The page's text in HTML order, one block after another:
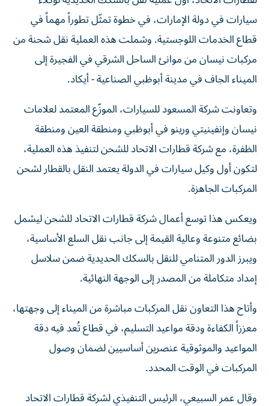
سيارات في دولة الإمارات، في خطوة تمثّل تطوراً مهماً في
قطاع الخدمات اللوجستية. وشملت هذه العملية نقل شحنة من
مركبات نيسان من موانئ الساحل الشرقي في الفجيرة إلى
الميناء الجاف في مدينة أبوظبي الصناعية - أيكاد.
وتعاونت شركة المسعود للسيارات، الموزّع المعتمد لعلامات
نيسان وإنفينيتي ورينو في أبوظبي ومنطقة العين ومنطقة
الظفرة، مع شركة قطارات الاتحاد للشحن لتنفيذ هذه العملية،
لتكون أول وكيل سيارات في الدولة يعتمد النقل بالقطار لشحن
المركبات الجاهزة.
ويعكس هذا توسع أعمال شركة قطارات الاتحاد للشحن ليشمل
بضائع متنوعة وعالية القيمة إلى جانب نقل السلع الأساسية،
ويبرز الدور المتنامي للنقل بالسكك الحديدية ضمن سلاسل
إمداد متكاملة من المصدر إلى الوجهة النهائية.
وأتاح هذا التعاون نقل المركبات مباشرة من الميناء إلى وجهتها،
معززاً الكفاءة ودقة مواعيد التسليم، في قطاع تُعد فيه دقة
المواعيد والموثوقية عنصرين أساسيين لضمان وصول
المركبات في الوقت المحدد.
وقال عمر السبيعي، الرئيس التنفيذي لشركة قطارات الاتحاد